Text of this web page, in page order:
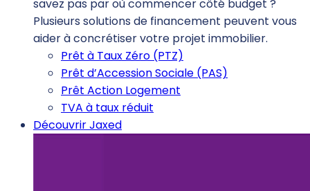
savez pas par où commencer côté budget ?
Plusieurs solutions de financement peuvent vous
aider à concrétiser votre projet immobilier.
Prêt à Taux Zéro (PTZ)
Prêt d’Accession Sociale (PAS)
Prêt Action Logement
TVA à taux réduit
Découvrir Jaxed